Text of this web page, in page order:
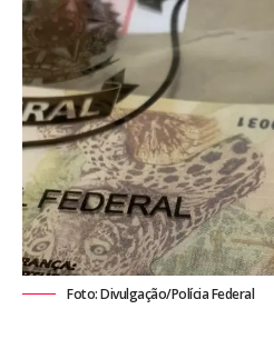
Foto: Divulgação/Polícia Federal